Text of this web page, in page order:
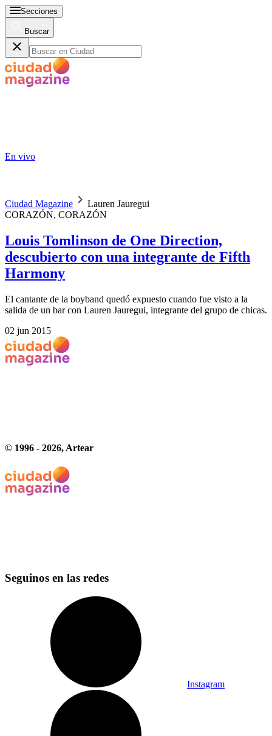
Secciones
Buscar
En vivo
Ciudad Magazine
Lauren Jauregui
CORAZÓN, CORAZÓN
Louis Tomlinson de One Direction,
descubierto con una integrante de Fifth
Harmony
El cantante de la boyband quedó expuesto cuando fue visto a la
salida de un bar con Lauren Jauregui, integrante del grupo de chicas.
02 jun 2015
© 1996 - 2026, Artear
Seguinos en las redes
Instagram